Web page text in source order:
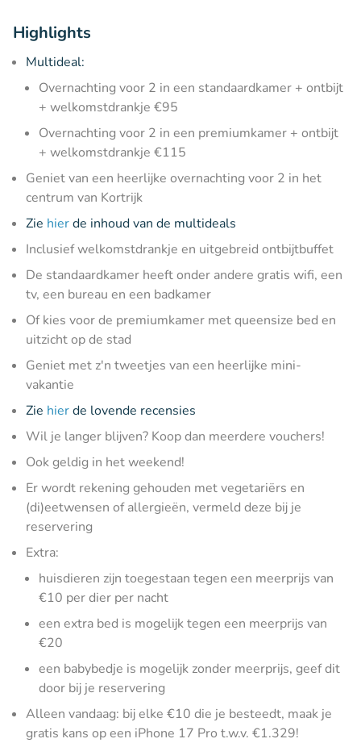
Highlights
Multideal:
Overnachting voor 2 in een standaardkamer + ontbijt
+ welkomstdrankje €95
Overnachting voor 2 in een premiumkamer + ontbijt
+ welkomstdrankje €115
Geniet van een heerlijke overnachting voor 2 in het
centrum van Kortrijk
Zie hierde inhoud van de multideals
Inclusief welkomstdrankje en uitgebreid ontbijtbuffet
De standaardkamer heeft onder andere gratis wifi, een
tv, een bureau en een badkamer
Of kies voor de premiumkamer met queensize bed en
uitzicht op de stad
Geniet met z'n tweetjes van een heerlijke mini-
vakantie
Zie hierde lovende recensies
Wil je langer blijven? Koop dan meerdere vouchers!
Ook geldig in het weekend!
Er wordt rekening gehouden met vegetariërs en
(di)eetwensen of allergieën, vermeld deze bij je
reservering
Extra:
huisdieren zijn toegestaan tegen een meerprijs van
€10 per dier per nacht
een extra bed is mogelijk tegen een meerprijs van
€20
een babybedje is mogelijk zonder meerprijs, geef dit
door bij je reservering
Alleen vandaag: bij elke €10 die je besteedt, maak je
gratis kans op een iPhone 17 Pro t.w.v. €1.329!